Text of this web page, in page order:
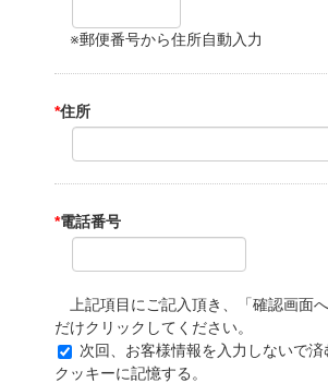
※郵便番号から住所自動入力
*住所
*電話番号
上記項目にご記入頂き、「確認画面
だけクリックしてください。
次回、お客様情報を入力しないで
クッキーに記憶する。